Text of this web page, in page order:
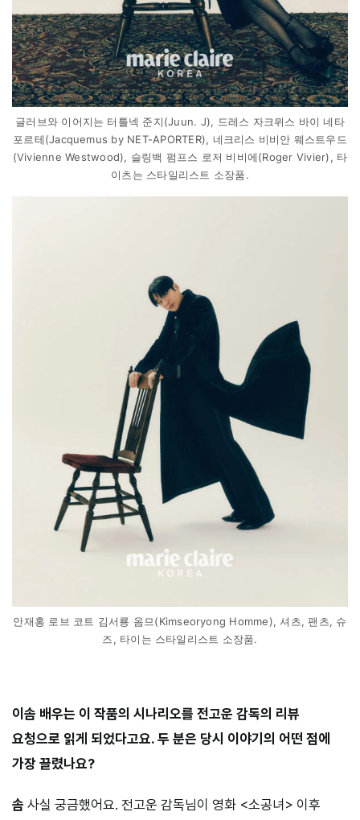
글러브와 이어지는 터틀넥 준지(Juun. J), 드레스 자크뮈스 바이 네타
포르테(Jacquemus by NET-APORTER), 네크리스 비비안 웨스트우드
(Vivienne Westwood), 슬링백 펌프스 로저 비비에(Roger Vivier), 타
이츠는 스타일리스트 소장품.
안재홍 로브 코트 김서룡 옴므(Kimseoryong Homme), 셔츠, 팬츠, 슈
즈, 타이는 스타일리스트 소장품.
이솜 배우는 이 작품의 시나리오를 전고운 감독의 리뷰
요청으로 읽게 되었다고요. 두 분은 당시 이야기의 어떤 점에
가장 끌렸나요?
솜 사실 궁금했어요. 전고운 감독님이 영화 <소공녀> 이후